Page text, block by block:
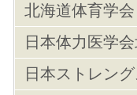
北海道体育学会
日本体力医学
日本ストレン